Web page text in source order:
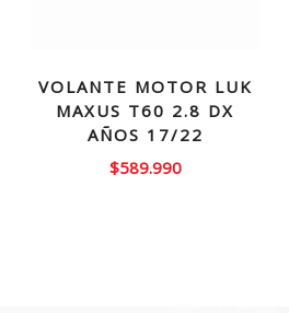
VOLANTE MOTOR LUK
MAXUS T60 2.8 DX
AÑOS 17/22
$589.990